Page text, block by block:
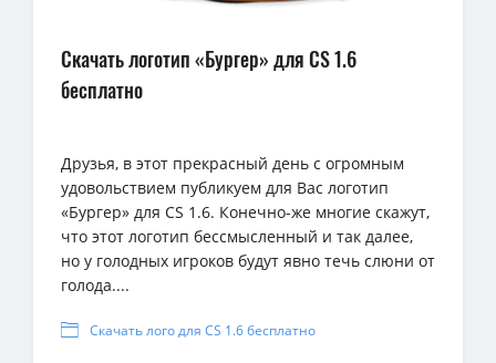
Скачать логотип «Бургер» для CS 1.6
бесплатно
Друзья, в этот прекрасный день с огромным
удовольствием публикуем для Вас логотип
«Бургер» для CS 1.6. Конечно-же многие скажут,
что этот логотип бессмысленный и так далее,
но у голодных игроков будут явно течь слюни от
голода....
Скачать лого для CS 1.6 бесплатно